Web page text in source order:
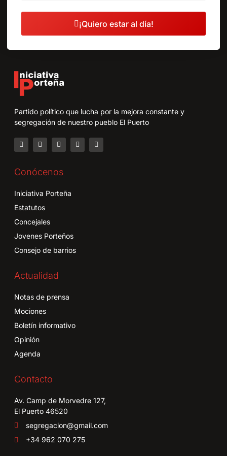
¡Quiero estar al día!
Partido político que lucha por la mejora constante y
segregación de nuestro pueblo El Puerto
Conócenos
Iniciativa Porteña
Estatutos
Concejales
Jovenes Porteños
Consejo de barrios
Actualidad
Notas de prensa
Mociones
Boletín informativo
Opinión
Agenda
Contacto
Av. Camp de Morvedre 127,
El Puerto 46520
segregacion@gmail.com
+34 962 070 275